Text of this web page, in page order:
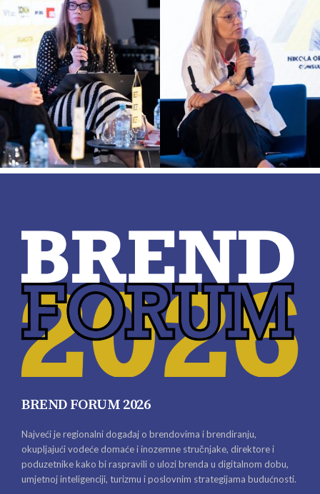
BREND FORUM 2026
Najveći je regionalni događaj o brendovima i brendiranju,
okupljajući vodeće domaće i inozemne stručnjake, direktore i
poduzetnike kako bi raspravili o ulozi brenda u digitalnom dobu,
umjetnoj inteligenciji, turizmu i poslovnim strategijama budućnosti.